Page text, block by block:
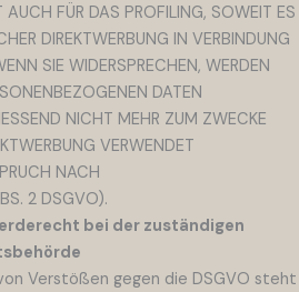
AUCH FÜR DAS PROFILING, SOWEIT ES
DIREKTWERBUNG IN VERBINDUNG
SIE WIDERSPRECHEN, WERDEN
DATEN
NICHT MEHR ZUM ZWECKE
VERWENDET
NACH
2 DSGVO).
bei der zuständigen
Verstößen gegen die DSGVO steht